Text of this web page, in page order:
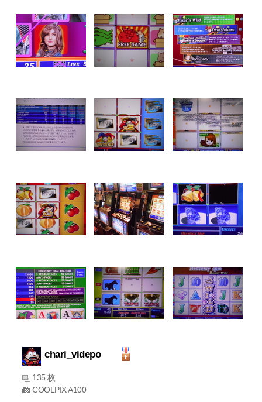
chari_videpo
135 枚
COOLPIX A100